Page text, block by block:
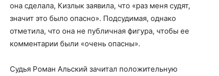
она сделала, Кизлык заявила, что «раз меня судят,
значит это было опасно». Подсудимая, однако
отметила, что она не публичная фигура, чтобы ее
комментарии были «очень опасны».
Судья Роман Альский зачитал положительную